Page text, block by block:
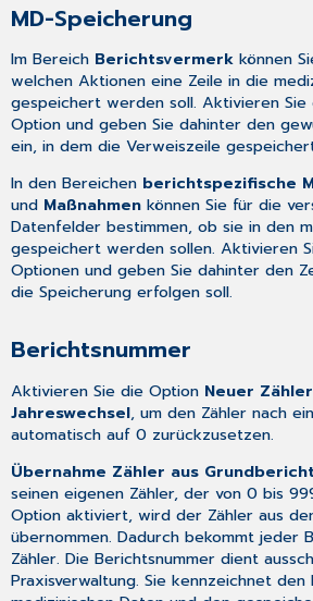
MD-Speicherung
Im Bereich Berichtsvermerk können
welchen Aktionen eine Zeile in die
gespeichert werden soll. Aktivieren
Option und geben Sie dahinter den
ein, in dem die Verweiszeile
In den Bereichen berichtspezifische
und Maßnahmen können Sie für die
Datenfelder bestimmen, ob sie in den
gespeichert werden sollen. Aktivieren
Optionen und geben Sie dahinter den
die Speicherung erfolgen soll.
Berichtsnummer
Aktivieren Sie die Option Neuer
Jahreswechsel, um den Zähler nach
automatisch auf 0 zurückzusetzen.
Übernahme Zähler aus
seinen eigenen Zähler, der von 0 bis
Option aktiviert, wird der Zähler aus
übernommen. Dadurch bekommt jeder
Zähler. Die Berichtsnummer dient
Praxisverwaltung. Sie kennzeichnet